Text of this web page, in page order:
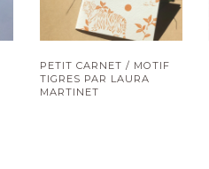
PETIT CARNET / MOTIF
TIGRES PAR LAURA
MARTINET